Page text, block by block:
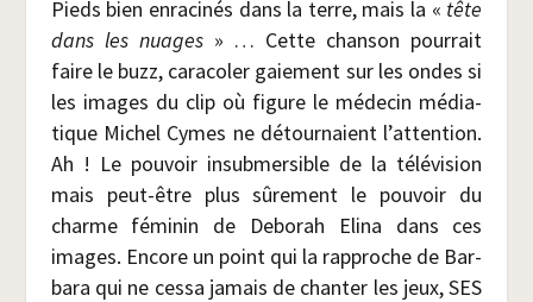
Pieds bien enra­ci­nés dans la terre, mais la « tête
dans les nuages» … Cette chan­son pour­rait
faire le buzz, cara­co­ler gaie­ment sur les ondes si
les images du clip où figure le méde­cin média­
tique Michel Cymes ne détour­naient l’attention.
Ah ! Le pou­voir insub­mer­sible de la télé­vi­sion
mais peut-être plus sûre­ment le pou­voir du
charme fémi­nin de Debo­rah Eli­na dans ces
images. Encore un point qui la rap­proche de Bar­
ba­ra qui ne ces­sa jamais de chan­ter les jeux, SES